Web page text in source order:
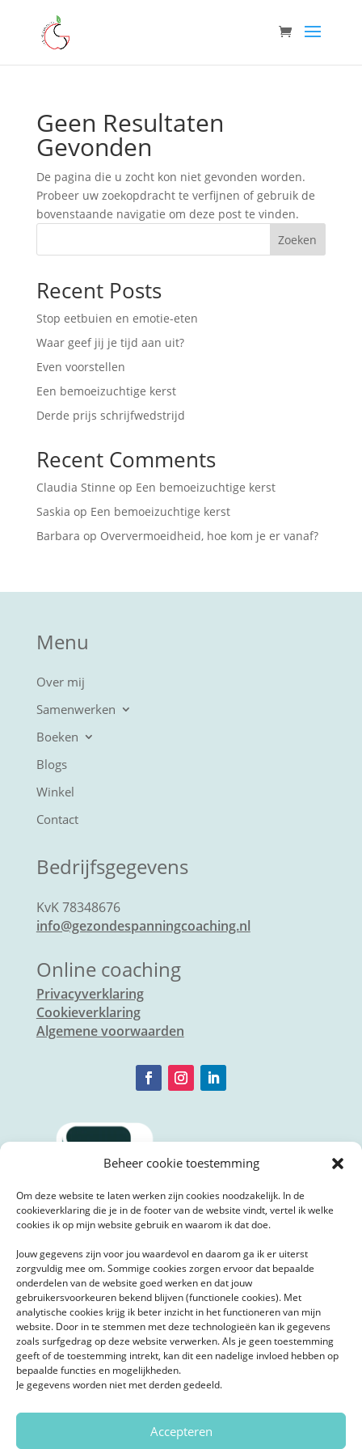
Beheer cookie toestemming
Om deze website te laten werken zijn cookies noodzakelijk. In de
cookieverklaring die je in de footer van de website vindt, vertel ik welke
cookies ik op mijn website gebruik en waarom ik dat doe.
Jouw gegevens zijn voor jou waardevol en daarom ga ik er uiterst
zorgvuldig mee om. Sommige cookies zorgen ervoor dat bepaalde
onderdelen van de website goed werken en dat jouw
gebruikersvoorkeuren bekend blijven (functionele cookies). Met
analytische cookies krijg ik beter inzicht in het functioneren van mijn
website. Door in te stemmen met deze technologieën kan ik gegevens
zoals surfgedrag op deze website verwerken. Als je geen toestemming
geeft of de toestemming intrekt, kan dit een nadelige invloed hebben op
bepaalde functies en mogelijkheden.
Je gegevens worden niet met derden gedeeld.
Accepteren
Geen Resultaten
Gevonden
De pagina die u zocht kon niet gevonden worden.
Probeer uw zoekopdracht te verfijnen of gebruik de
bovenstaande navigatie om deze post te vinden.
Zoeken
Recent Posts
Stop eetbuien en emotie-eten
Waar geef jij je tijd aan uit?
Even voorstellen
Een bemoeizuchtige kerst
Derde prijs schrijfwedstrijd
Recent Comments
Claudia Stinne op Een bemoeizuchtige kerst
Saskia op Een bemoeizuchtige kerst
Barbara op Oververmoeidheid, hoe kom je er vanaf?
Menu
Over mij
Samenwerken
Boeken
Blogs
Winkel
Contact
Bedrijfsgegevens
KvK 78348676
info@gezondespanningcoaching.nl
Online coaching
Privacyverklaring
Cookieverklaring
Algemene voorwaarden